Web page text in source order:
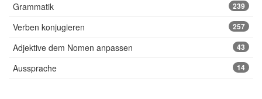
Grammatik 239
Verben konjugieren 257
Adjektive dem Nomen anpassen 43
Aussprache 14